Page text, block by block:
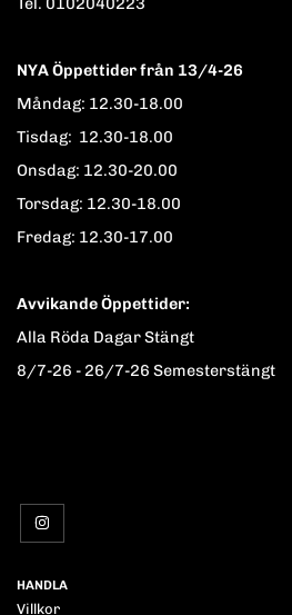
NYA Öppettider från 13/4-26
Måndag: 12.30-18.00
Tisdag: 12.30-18.00
Onsdag: 12.30-20.00
Torsdag: 12.30-18.00
Fredag: 12.30-17.00
Avvikande Öppettider:
Alla Röda Dagar Stängt
8/7-26 - 26/7-26 Semesterstängt
HANDLA
Villkor